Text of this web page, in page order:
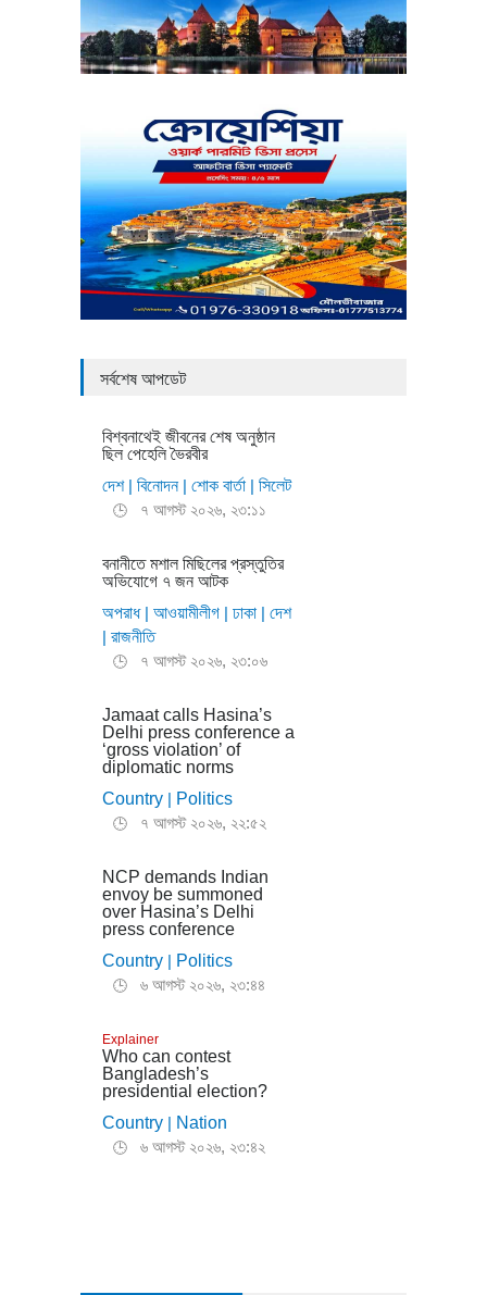
সর্বশেষ আপডেট
বিশ্বনাথেই জীবনের শেষ অনুষ্ঠান
ছিল পেহেলি ভৈরবীর
দেশ| বিনোদন| শোক বার্তা | সিলেট
🕒 ৭ আগস্ট ২০২৬, ২৩:১১
বনানীতে মশাল মিছিলের প্রস্তুতির
অভিযোগে ৭ জন আটক
অপরাধ| আওয়ামীলীগ | ঢাকা | দেশ
| রাজনীতি
🕒 ৭ আগস্ট ২০২৬, ২৩:০৬
Jamaat calls Hasina’s
Delhi press conference a
‘gross violation’ of
diplomatic norms
Country | Politics
🕒 ৭ আগস্ট ২০২৬, ২২:৫২
NCP demands Indian
envoy be summoned
over Hasina’s Delhi
press conference
Country | Politics
🕒 ৬ আগস্ট ২০২৬, ২৩:৪৪
Explainer
Who can contest
Bangladesh’s
presidential election?
Country | Nation
🕒 ৬ আগস্ট ২০২৬, ২৩:৪২